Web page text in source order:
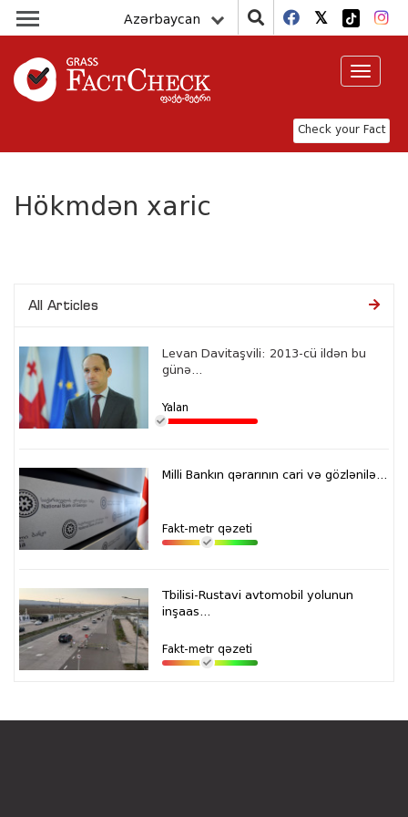
Azərbaycan
Check your Fact
Toggle
Hökmdən xaric
All Articles
Levan Davitaşvili: 2013-cü ildən bu
günə...
Yalan
Milli Bankın qərarının cari və gözlənilə...
Fakt-metr qəzeti
Tbilisi-Rustavi avtomobil yolunun
inşaas...
Fakt-metr qəzeti